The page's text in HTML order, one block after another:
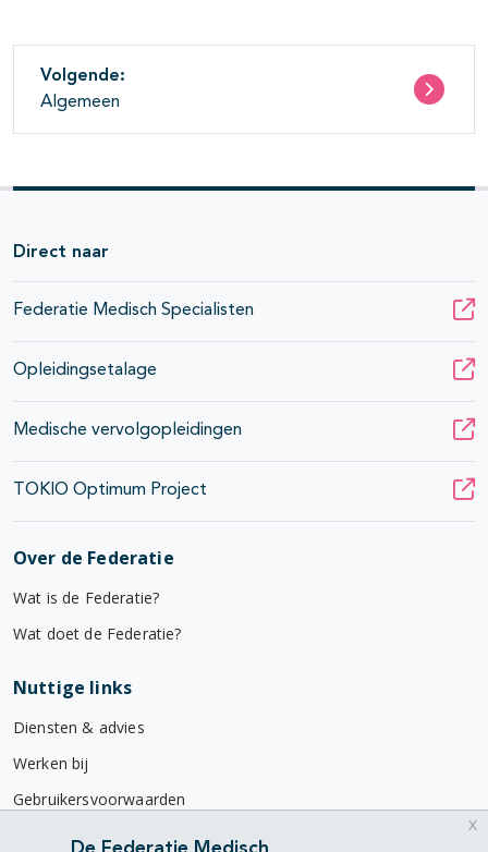
Volgende:
Algemeen
Direct naar
Federatie Medisch Specialisten
Opleidingsetalage
Medische vervolgopleidingen
TOKIO Optimum Project
Over de Federatie
Wat is de Federatie?
Wat doet de Federatie?
Nuttige links
Diensten & advies
Werken bij
Gebruikersvoorwaarden
Privacyverklaring
x